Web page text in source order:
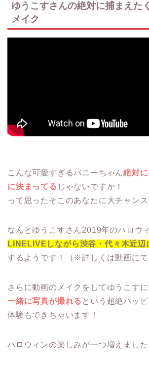
ゆうこすさんの絶対に捕まえた
メイク
こんな可愛すぎるバニーちゃん絶対
に決まってる じゃないですか！
って思ったそこのあなたに大チャンス
なんとゆうこすさん2019年のハロウ
LINELIVEしながら渋谷・代々木近辺
するようです！（※詳しくは動画にて
さらに動画のメイクをしてゆうこす
一緒に写真が撮れる という超絶ハッ
体験もできちゃいます！
ハロウィンの楽しみが一つ増えました